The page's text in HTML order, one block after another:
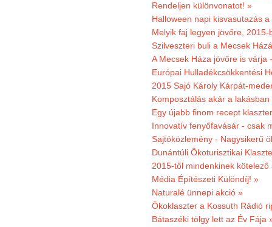
Rendeljen különvonatot! »
Halloween napi kisvasutazás
Melyik faj legyen jövőre,
Szilveszteri buli a Mecsek
A Mecsek Háza jövőre is várja
Európai Hulladékcsökkentési
2015 Sajó Károly Kárpát-
Komposztálás akár a lakásban
Egy újabb finom recept
Innovatív fenyőfavásár - csak
Sajtóközlemény - Nagysikerű
Dunántúli Ökoturisztikai
2015-től mindenkinek
Média Építészeti Különdíj! »
Naturalé ünnepi akció »
Ökoklaszter a Kossuth Rádió
Bátaszéki tölgy lett az Év Fája